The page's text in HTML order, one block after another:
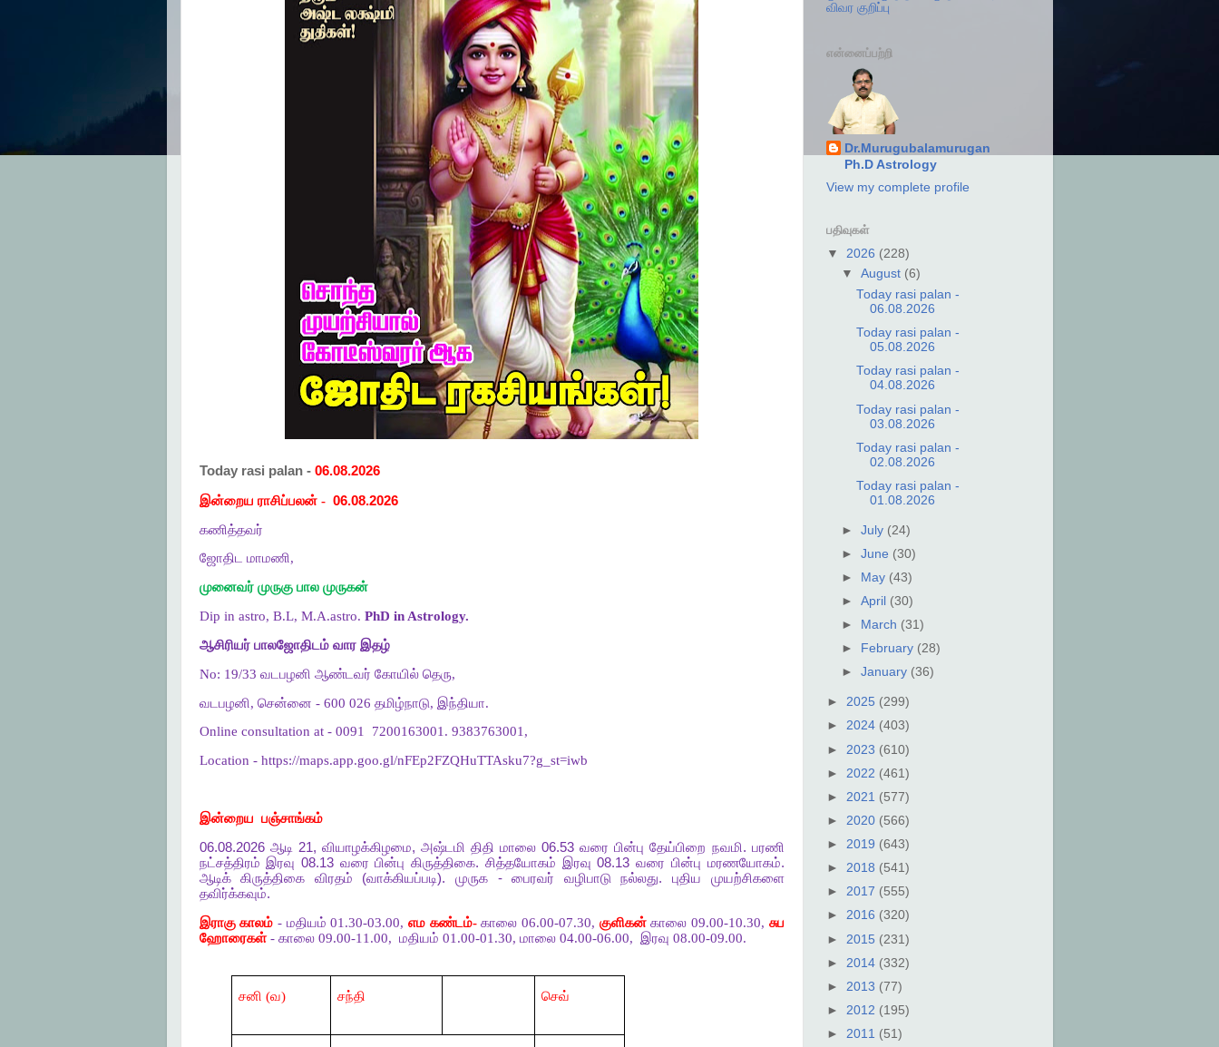
Today rasi palan - 06.08.2026
இன்றைய ராசிப்பலன் - 06.08.2026
கணித்தவர்
ஜோதிட மாமணி,
முனைவர் முருகு பால முருகன்
Dip in astro, B.L, M.A.astro. PhD in Astrology.
ஆசிரியர் பாலஜோதிடம் வார இதழ்
No: 19/33 வடபழனி ஆண்டவர் கோயில் தெரு,
வடபழனி, சென்னை - 600 026 தமிழ்நாடு, இந்தியா.
Online consultation at - 0091
7200163001. 9383763001,
Location - https://maps.app.goo.gl/nFEp2FZQHuTTAsku7?g_st=iwb
இன்றைய பஞ்சாங்கம்
06.08.2026 ஆடி 21, வியாழக்கிழமை, அஷ்டமி திதி மாலை 06.53வரை பின்பு தேய்பிறை நவமி. பரணி
நட்சத்திரம் இரவு 08.13 வரை பின்பு கிருத்திகை. சித்தயோகம் இரவு 08.13வரை பின்பு மரணயோகம்.
ஆடிக்
கிருத்திகை விரதம் (வாக்கியப்படி). முருக-பைரவர் வழிபாடு நல்லது. புதிய
முயற்சிகளை
தவிர்க்கவும்.
இராகு காலம் - மதியம் 01.30-03.00, எம கண்டம்-காலை 06.00-07.30, குளிகன்காலை 09.00-10.30, சுப
ஹோரைகள்- காலை 09.00-11.00, மதியம் 01.00-01.30, மாலை 04.00-06.00, இரவு 08.00-09.00.
சனி (வ) சந்தி செவ்
விவர குறிப்பு
என்னைப்பற்றி
Dr.Murugubalamurugan
Ph.D Astrology
View my complete profile
பதிவுகள்
▼ 2026 (228)
▼ August (6)
Today rasi palan -
06.08.2026
Today rasi palan -
05.08.2026
Today rasi palan -
04.08.2026
Today rasi palan -
03.08.2026
Today rasi palan -
02.08.2026
Today rasi palan -
01.08.2026
► July (24)
► June (30)
►
May (43)
► April (30)
►
March (31)
►
February (28)
► January (36)
► 2025 (299)
► 2024 (403)
► 2023 (610)
► 2022 (461)
► 2021 (577)
► 2020 (566)
► 2019 (643)
► 2018 (541)
► 2017 (555)
► 2016 (320)
► 2015 (231)
► 2014 (332)
► 2013 (77)
► 2012 (195)
► 2011 (51)